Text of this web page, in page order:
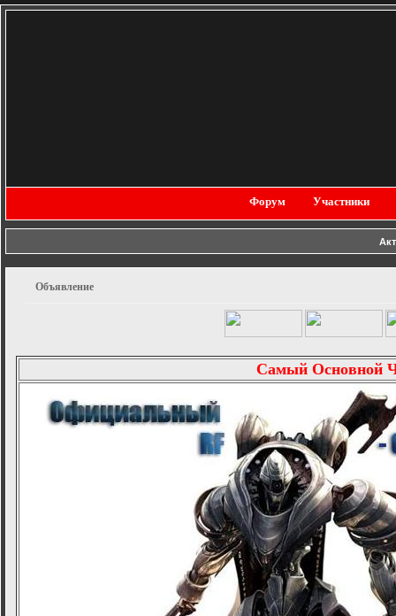
Форум Участники
Объявление
Самый Основной